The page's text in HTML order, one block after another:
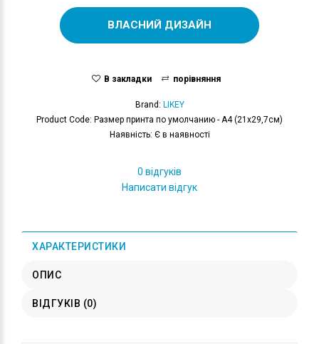
ВЛАСНИЙ ДИЗАЙН
В закладки порівняння
Brand: LIKEY
Product Code: Размер принта по умолчанию - А4 (21x29,7см)
Наявність: Є в наявності
0 відгуків
Написати відгук
ХАРАКТЕРИСТИКИ
ОПИС
ВІДГУКІВ (0)